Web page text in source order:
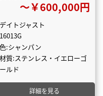
〜￥600,000円
デイトジャスト
16013G
色:シャンパン
材質:ステンレス・イエローゴ
ールド
詳細を見る